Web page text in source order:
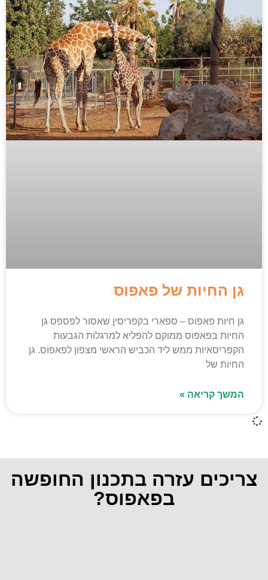
גן החיות של פאפוס
גן חיות פאפוס – ספארי בקפריסין שאסור לפספס גן
החיות בפאפוס ממוקם להפליא למרגלות הגבעות
הקפריסאיות ממש ליד הכביש הראשי מצפון לפאפוס. גן
החיות של
המשך קריאה »
צריכים עזרה בתכנון החופשה
בפאפוס?